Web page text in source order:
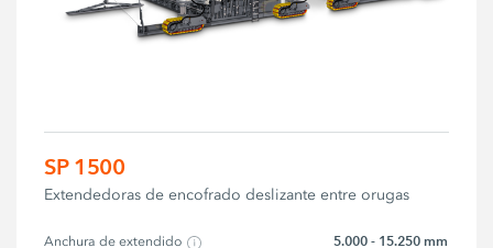
SP 1500
Extendedoras de encofrado deslizante entre orugas
Anchura de extendido 5.000 - 15.250 mm